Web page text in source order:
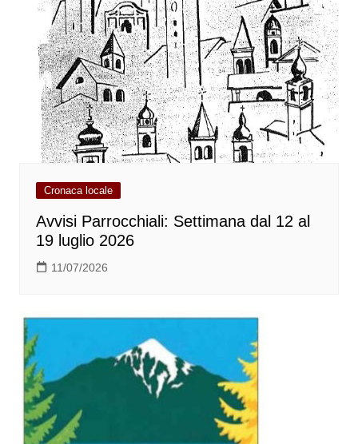
Cronaca locale
Avvisi Parrocchiali: Settimana dal 12 al
19 luglio 2026
11/07/2026